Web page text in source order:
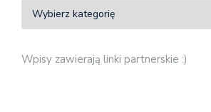
Wpisy zawierają linki partnerskie :)